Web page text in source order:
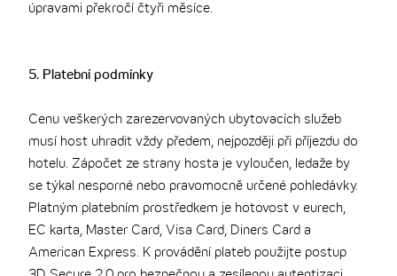
úpravami překročí čtyři měsíce.
5. Platební podmínky
Cenu veškerých zarezervovaných ubytovacích služeb
musí host uhradit vždy předem, nejpozději při příjezdu do
hotelu. Zápočet ze strany hosta je vyloučen, ledaže by
se týkal nesporné nebo pravomocně určené pohledávky.
Platným platebním prostředkem je hotovost v eurech,
EC karta, Master Card, Visa Card, Diners Card a
American Express. K provádění plateb použijte postup